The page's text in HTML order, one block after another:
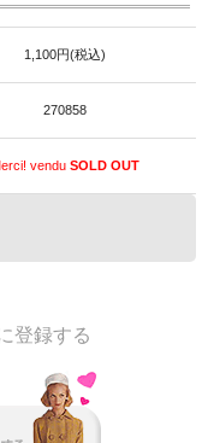
1,100円(税込)
270858
venduSOLD OUT
登録する